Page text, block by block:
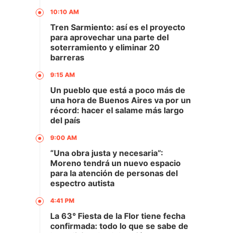
10:10 AM
Tren Sarmiento: así es el proyecto
para aprovechar una parte del
soterramiento y eliminar 20
barreras
9:15 AM
Un pueblo que está a poco más de
una hora de Buenos Aires va por un
récord: hacer el salame más largo
del país
9:00 AM
“Una obra justa y necesaria”:
Moreno tendrá un nuevo espacio
para la atención de personas del
espectro autista
4:41 PM
La 63° Fiesta de la Flor tiene fecha
confirmada: todo lo que se sabe de